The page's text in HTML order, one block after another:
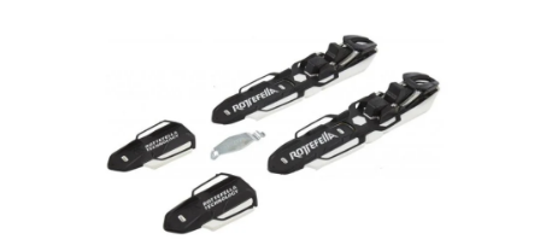
NEZAŘAZENÉ